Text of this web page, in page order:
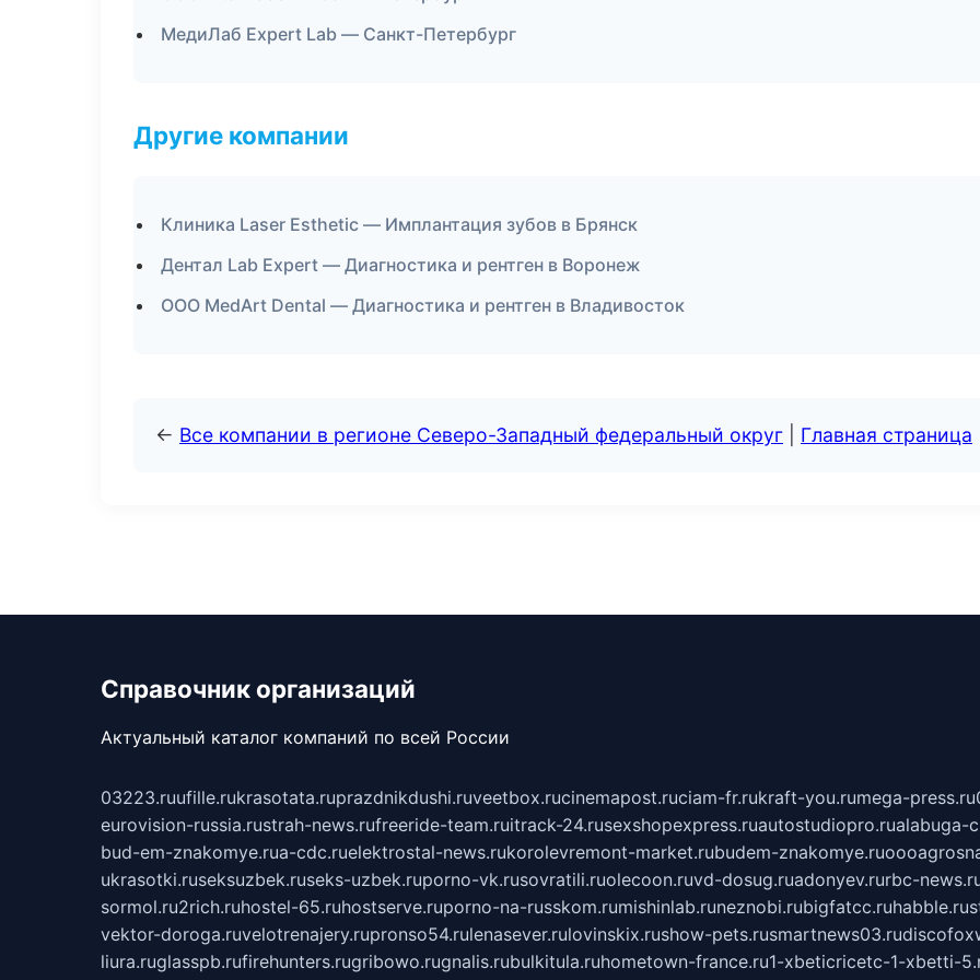
МедиЛаб Expert Lab — Санкт-Петербург
Другие компании
Клиника Laser Esthetic — Имплантация зубов в Брянск
Дентал Lab Expert — Диагностика и рентген в Воронеж
ООО MedArt Dental — Диагностика и рентген в Владивосток
← Все компании в регионе Северо-Западный федеральный округ Главная страница
Справочник организаций
Актуальный каталог компаний по всей России
03223.ruufille.rukrasotata.ruprazdnikdushi.ruveetbox.rucinemapost.ruciam-fr.rukraft-you.rumega-press.ru
eurovision-russia.rustrah-news.rufreeride-team.ruitrack-24.rusexshopexpress.ruautostudiopro.rualabuga-
bud-em-znakomye.rua-cdc.ruelektrostal-news.rukorolevremont-market.rubudem-znakomye.ru
ukrasotki.ruseksuzbek.ruseks-uzbek.ruporno-vk.rusovratili.ruolecoon.ruvd-dosug.ruadonyev.rurbc-
sormol.ru2rich.ruhostel-65.ruhostserve.ruporno-na-russkom.rumishinlab.runeznobi.rubigfatcc.ruhabble.ru
vektor-doroga.ruvelotrenajery.rupronso54.rulenasever.rulovinskix.rushow-pets.rusmartnews03.ru
liura.ruglasspb.rufirehunters.rugribowo.rugnalis.rubulkitula.ruhometown-france.ru1-xbeticricetc-1-xbetti-